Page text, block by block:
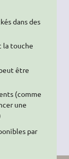
dans des
la touche
être
(comme
une
par